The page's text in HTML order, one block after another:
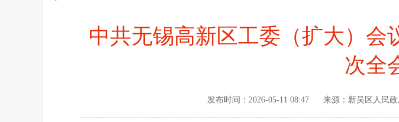
中共无锡高新区工委（扩大）会
次全
发布时间： 2026-05-11 08:47 来源： 新吴区人民